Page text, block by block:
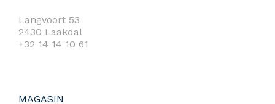
Langvoort 53
2430 Laakdal
+32 14 14 10 61
MAGASIN